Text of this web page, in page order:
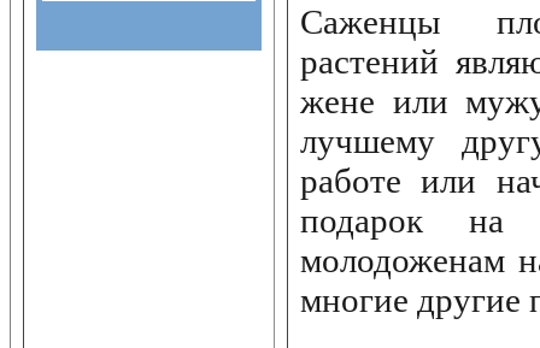
Саженцы
растений
жене или
лучшему
работе или
подарок на
молодоженам
многие другие